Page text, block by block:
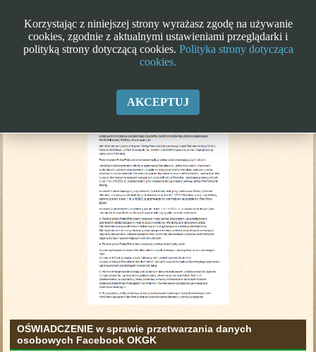
Klauzula informacyjna RODO
OŚWIADCZENIE w sprawie przetwarzania danych
osobowych Facebook OKGK
Korzystając z niniejszej strony wyrażasz zgodę na używanie
cookies, zgodnie z aktualnymi ustawieniami przeglądarki i
polityką strony dotyczącą cookies. Polityka strony dotycząca
cookies.
AKCEPTUJ